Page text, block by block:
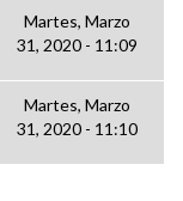
Martes, Marzo
31, 2020 - 11:09
Martes, Marzo
31, 2020 - 11:10